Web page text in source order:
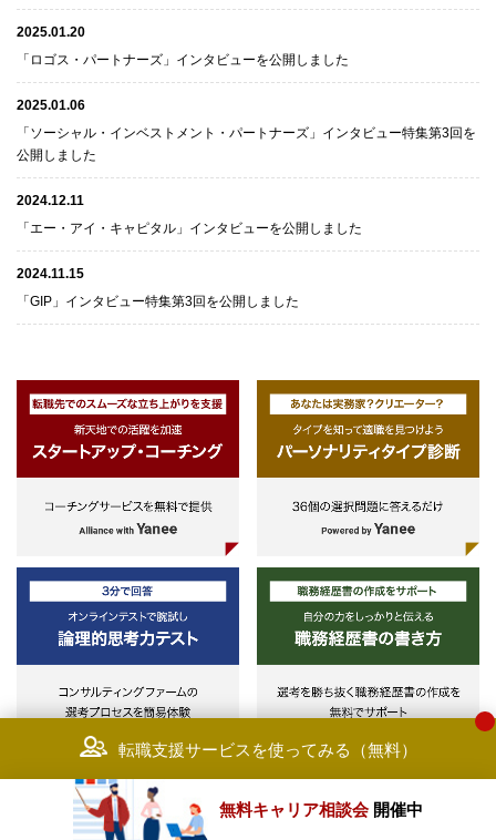
2025.01.20
「ロゴス・パートナーズ」インタビューを公開しました
2025.01.06
「ソーシャル・インベストメント・パートナーズ」インタビュー特集第3回を
公開しました
2024.12.11
「エー・アイ・キャピタル」インタビューを公開しました
2024.11.15
「GIP」インタビュー特集第3回を公開しました
転職支援サービスを使ってみる（無料）
無料キャリア相談会 開催中